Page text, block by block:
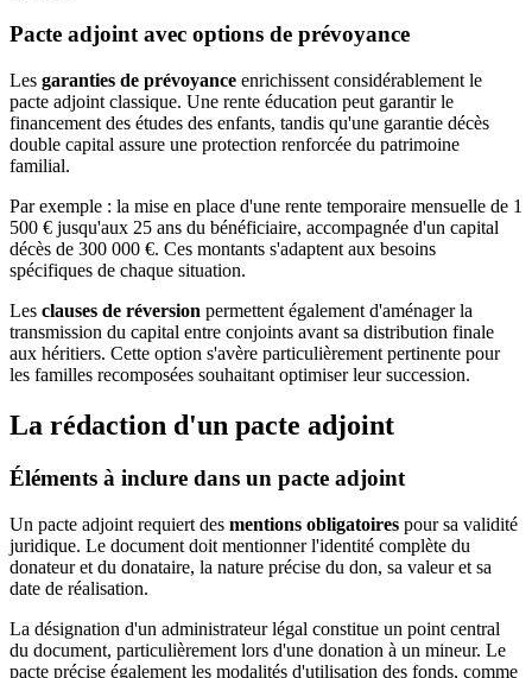
Pacte adjoint avec options de prévoyance
Les garanties de prévoyance enrichissent considérablement le
pacte adjoint classique. Une rente éducation peut garantir le
financement des études des enfants, tandis qu'une garantie décès
double capital assure une protection renforcée du patrimoine
familial.
Par exemple : la mise en place d'une rente temporaire mensuelle de 1
500 € jusqu'aux 25 ans du bénéficiaire, accompagnée d'un capital
décès de 300 000 €. Ces montants s'adaptent aux besoins
spécifiques de chaque situation.
Les clauses de réversion permettent également d'aménager la
transmission du capital entre conjoints avant sa distribution finale
aux héritiers. Cette option s'avère particulièrement pertinente pour
les familles recomposées souhaitant optimiser leur succession.
La rédaction d'un pacte adjoint
Éléments à inclure dans un pacte adjoint
Un pacte adjoint requiert des mentions obligatoires pour sa validité
juridique. Le document doit mentionner l'identité complète du
donateur et du donataire, la nature précise du don, sa valeur et sa
date de réalisation.
La désignation d'un administrateur légal constitue un point central
du document, particulièrement lors d'une donation à un mineur. Le
pacte précise également les modalités d'utilisation des fonds, comme